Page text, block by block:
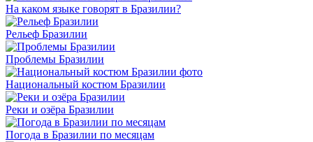
На каком языке говорят в Бразилии?
Рельеф Бразилии
Проблемы Бразилии
Национальный костюм Бразилии
Реки и озёра Бразилии
Погода в Бразилии по месяцам